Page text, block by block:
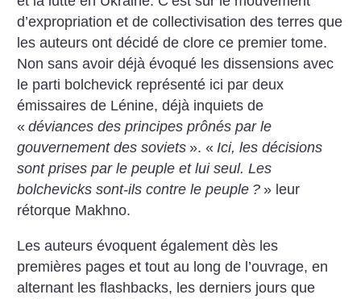
d’expropriation et de collectivisation des terres que
les auteurs ont décidé de clore ce premier tome.
Non sans avoir déjà évoqué les dissensions avec
le parti bolchevick représenté ici par deux
émissaires de Lénine, déjà inquiets de
« déviances des principes prônés par le
gouvernement des soviets ». « Ici, les décisions
sont prises par le peuple et lui seul. Les
bolchevicks sont-ils contre le peuple ? » leur
rétorque Makhno.
Les auteurs évoquent également dès les
premières pages et tout au long de l’ouvrage, en
alternant les flashbacks, les derniers jours que